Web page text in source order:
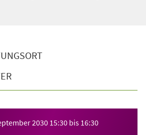
2030 15:30 bis 16:30